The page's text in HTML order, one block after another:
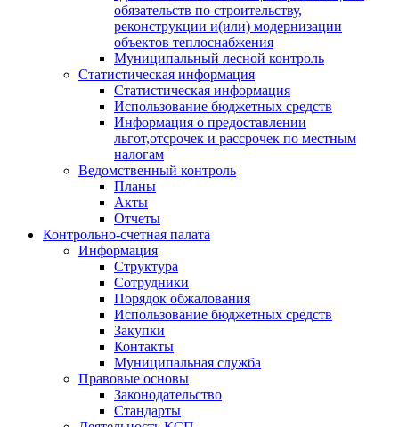
обязательств по строительству,
реконструкции и(или) модернизации
объектов теплоснабжения
Муниципальный лесной контроль
Статистическая информация
Статистическая информация
Использование бюджетных средств
Информация о предоставлении
льгот,отсрочек и рассрочек по местным
налогам
Ведомственный контроль
Планы
Акты
Отчеты
Контрольно-счетная палата
Информация
Структура
Сотрудники
Порядок обжалования
Использование бюджетных средств
Закупки
Контакты
Муниципальная служба
Правовые основы
Законодательство
Стандарты